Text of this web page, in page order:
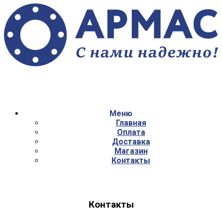
Меню
Главная
Оплата
Доставка
Магазин
Контакты
Контакты